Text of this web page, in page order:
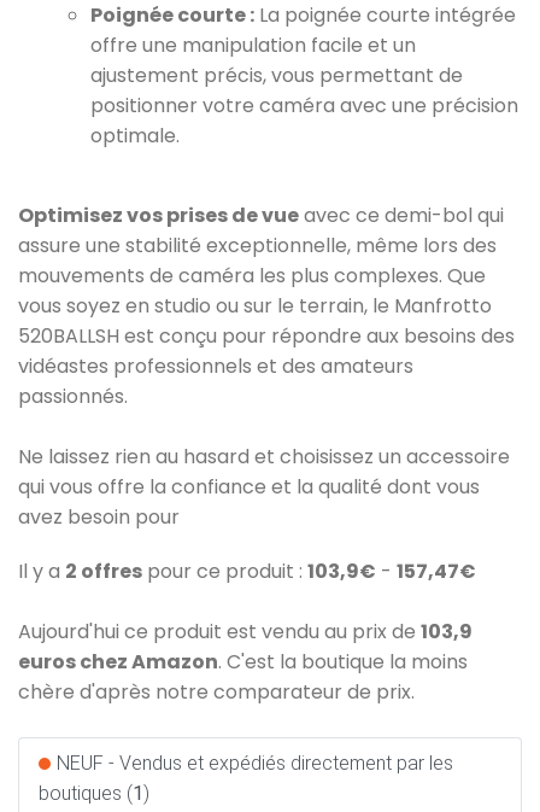
Poignée courte : La poignée courte intégrée
offre une manipulation facile et un
ajustement précis, vous permettant de
positionner votre caméra avec une précision
optimale.
Optimisez vos prises de vueavec ce demi-bol qui
assure une stabilité exceptionnelle, même lors des
mouvements de caméra les plus complexes. Que
vous soyez en studio ou sur le terrain, le Manfrotto
520BALLSH est conçu pour répondre aux besoins des
vidéastes professionnels et des amateurs
passionnés.
Ne laissez rien au hasard et choisissez un accessoire
qui vous offre la confiance et la qualité dont vous
avez besoin pour
Il y a 2 offres pour ce produit : 103,9€ - 157,47€
Aujourd'hui ce produit est vendu au prix de 103,9
euros chez Amazon. C'est la boutique la moins
chère d'après notre comparateur de prix.
NEUF - Vendus et expédiés directement par les
boutiques (1)